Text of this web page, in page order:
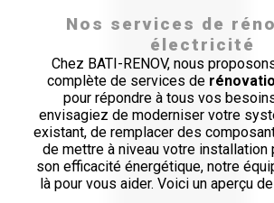
Nos services de
électricité
Chez BATI-RENOV, nous
complète de services de
pour répondre à tous vos
envisagiez de moderniser votre
existant, de remplacer des
de mettre à niveau votre installation
son efficacité énergétique, notre
là pour vous aider. Voici un aperçu